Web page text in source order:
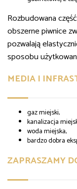
Rozbudowana
obszerne piwnice
pozwalają
sposobu
MEDIA I
gaz miejski,
kanalizacja
woda miejska,
bardzo dobra
ZAPRASZAMY